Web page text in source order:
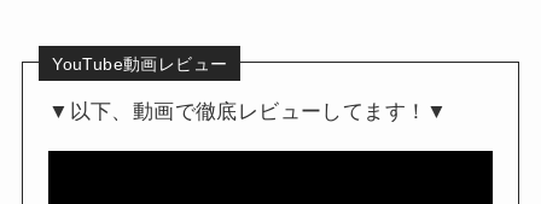
YouTube動画レビュー
▼以下、動画で徹底レビューしてます！▼